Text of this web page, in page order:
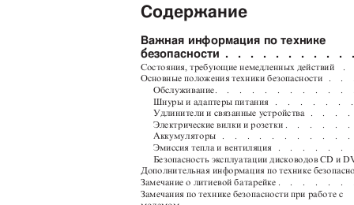
Содержание
Важная информация по технике
безопасности .
. . . . . . . . .
Состояния, требующие немедленных действий
Основные положения техники безопасности
.
.
.
.
Обслуживание.
Шнуры и адаптеры питания
Удлинители и связанные устройства .
. . . . . . . .
.
.
.
.
.
.
.
.
.
.
Электрические вилки и розетки .
Аккумуляторы .
Эмиссия тепла и вентиляция
.
.
.
.
.
. . . .
.
.
. . . .
Безопасность эксплуатации дисководов CD и
Дополнительная информация по технике
Замечание о литиевой батарейке .
Замечания по технике безопасности при работе с
. . . . .